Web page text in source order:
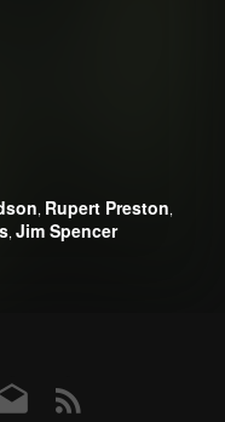
, Rupert Preston,
,Jim Spencer